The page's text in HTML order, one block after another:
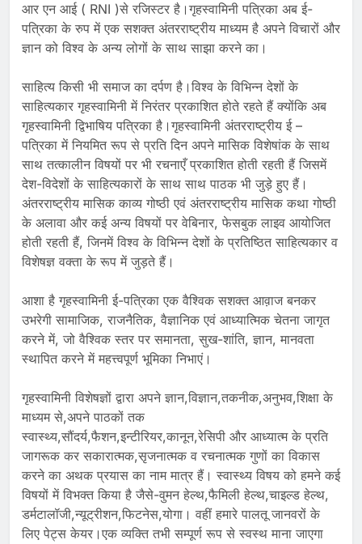
आर एन आई ( RNI )से रजिस्टर है।गृहस्वामिनी पत्रिका अब ई-
पत्रिका के रुप में एक सशक्त अंतरराष्ट्रीय माध्यम है अपने विचारों और
ज्ञान को विश्व के अन्य लोगों के साथ साझा करने का।
साहित्य किसी भी समाज का दर्पण है।विश्व के विभिन्न देशों के
साहित्यकार गृहस्वामिनी में निरंतर प्रकाशित होते रहते हैं क्योंकि अब
गृहस्वामिनी द्विभाषिय पत्रिका है।गृहस्वामिनी अंतरराष्ट्रीय ई –
पत्रिका में नियमित रूप से प्रति दिन अपने मासिक विशेषांक के साथ
साथ तत्कालीन विषयों पर भी रचनाएँ प्रकाशित होती रहती हैं जिसमें
देश-विदेशों के साहित्यकारों के साथ साथ पाठक भी जुड़े हुए हैं।
अंतरराष्ट्रीय मासिक काव्य गोष्ठी एवं अंतरराष्ट्रीय मासिक कथा गोष्ठी
के अलावा और कई अन्य विषयों पर वेबिनार, फेसबुक लाइव आयोजित
होती रहती हैं, जिनमें विश्व के विभिन्न देशों के प्रतिष्ठित साहित्यकार व
विशेषज्ञ वक्ता के रूप में जुड़ते हैं।
आशा है गृहस्वामिनी ई-पत्रिका एक वैश्विक सशक्त आव़ाज बनकर
उभरेगी सामाजिक, राजनैतिक, वैज्ञानिक एवं आध्यात्मिक चेतना जागृत
करने में, जो वैश्विक स्तर पर समानता, सुख-शांति, ज्ञान, मानवता
स्थापित करने में महत्त्वपूर्ण भूमिका निभाएं।
गृहस्वामिनी विशेषज्ञों द्वारा अपने ज्ञान,विज्ञान,तकनीक,अनुभव,शिक्षा के
माध्यम से,अपने पाठकों तक
स्वास्थ्य,सौंदर्य,फैशन,इन्टीरियर,कानून,रेसिपी और आध्यात्म के प्रति
जागरूक कर सकारात्मक,सृजनात्मक व रचनात्मक गुणों का विकास
करने का अथक प्रयास का नाम मात्र हैं। स्वास्थ्य विषय को हमने कई
विषयों में विभक्त किया है जैसे-वुमन हेल्थ,फैमिली हेल्थ,चाइल्ड हेल्थ,
डर्मटालॉजी,न्यूट्रीशन,फिटनेस,योगा। वहीं हमारे पालतू जानवरों के
लिए पेट्स केयर।एक व्यक्ति तभी सम्पूर्ण रूप से स्वस्थ माना जाएगा